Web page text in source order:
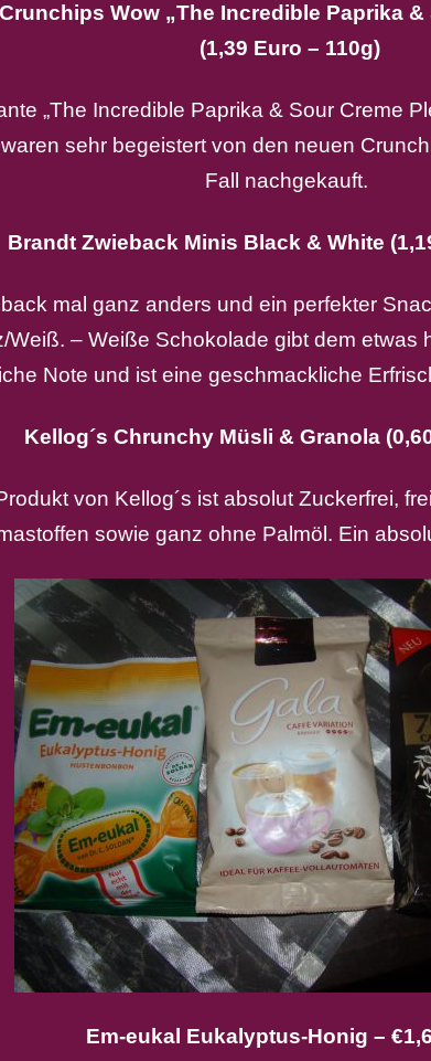
Wow „The Incredible Paprika &
(1,39 Euro – 110g)
„The Incredible Paprika & Sour Creme
sehr begeistert von den neuen
Fall nachgekauft.
Brandt Zwieback Minis Black & White
mal ganz anders und ein perfekter
Weiß. – Weiße Schokolade gibt dem etwas
Note und ist eine geschmackliche
Kellog´s Chrunchy Müsli & Granola
von Kellog´s ist absolut Zuckerfrei,
sowie ganz ohne Palmöl. Ein
Em-eukal Eukalyptus-Honig –